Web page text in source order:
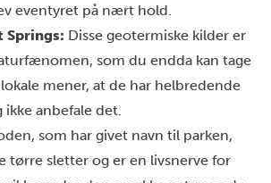
eventyret på nært hold.
Springs: Disse geotermiske kilder er
som du endda kan tage
mener, at de har helbredende
anbefale det.
som har givet navn til parken,
tørre sletter og er en livsnerve for